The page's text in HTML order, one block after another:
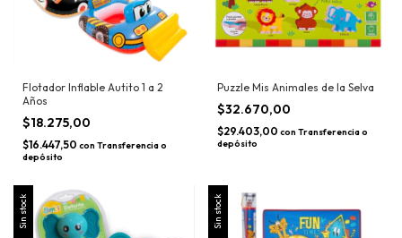
Flotador Inflable Autito 1 a 2
Años
$18.275,00
$16.447,50 con Transferencia o
depósito
Puzzle Mis Animales de la Selva
$32.670,00
$29.403,00 con Transferencia o
depósito
Sin stock Sin stock